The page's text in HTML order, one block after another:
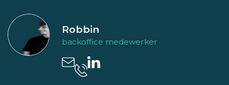
Robbin
backoffice medewerker